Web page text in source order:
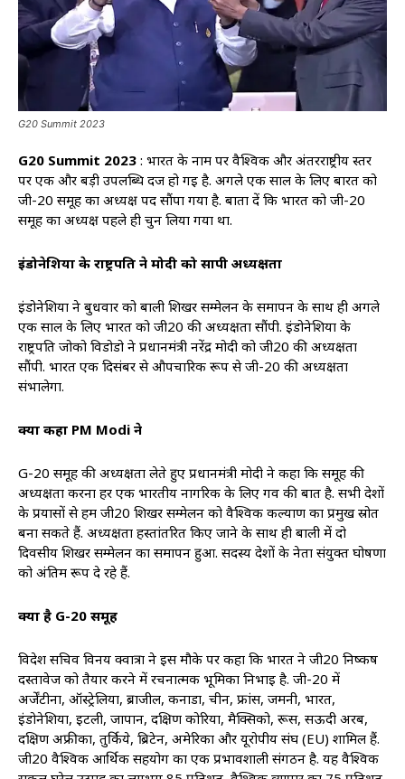
G20 Summit 2023
G20 Summit 2023 : भारत के नाम पर वैश्विक और अंतरराष्ट्रीय स्तर
पर एक और बड़ी उपलब्धि दर्ज हो गई है. अगले एक साल के लिए बारत को
जी-20 समूह का अध्यक्ष पद सौंपा गया है. बाता दें कि भारत को जी-20
समूह का अध्यक्ष पहले ही चुन लिया गया था.
इंडोनेशिया के राष्ट्रपति ने मोदी को सौंपी अध्यक्षता
इंडोनेशिया ने बुधवार को बाली शिखर सम्मेलन के समापन के साथ ही अगले
एक साल के लिए भारत को जी20 की अध्यक्षता सौंपी. इंडोनेशिया के
राष्ट्रपति जोको विडोडो ने प्रधानमंत्री नरेंद्र मोदी को जी20 की अध्यक्षता
सौंपी. भारत एक दिसंबर से औपचारिक रूप से जी-20 की अध्यक्षता
संभालेगा.
क्या कहा PM Modi ने
G-20 समूह की अध्यक्षता लेते हुए प्रधानमंत्री मोदी ने कहा कि समूह की
अध्यक्षता करना हर एक भारतीय नागरिक के लिए गर्व की बात है. सभी देशों
के प्रयासों से हम जी20 शिखर सम्मेलन को वैश्विक कल्याण का प्रमुख स्रोत
बना सकते हैं. अध्यक्षता हस्तांतरित किए जाने के साथ ही बाली में दो
दिवसीय शिखर सम्मेलन का समापन हुआ. सदस्य देशों के नेता संयुक्त घोषणा
को अंतिम रूप दे रहे हैं.
क्या है G-20 समूह
विदेश सचिव विनय क्वात्रा ने इस मौके पर कहा कि भारत ने जी20 निष्कर्ष
दस्तावेज को तैयार करने में रचनात्मक भूमिका निभाई है. जी-20 में
अर्जेंटीना, ऑस्ट्रेलिया, ब्राजील, कनाडा, चीन, फ्रांस, जर्मनी, भारत,
इंडोनेशिया, इटली, जापान, दक्षिण कोरिया, मैक्सिको, रूस, सऊदी अरब,
दक्षिण अफ्रीका, तुर्किये, ब्रिटेन, अमेरिका और यूरोपीय संघ (EU) शामिल हैं.
जी20 वैश्विक आर्थिक सहयोग का एक प्रभावशाली संगठन है. यह वैश्विक